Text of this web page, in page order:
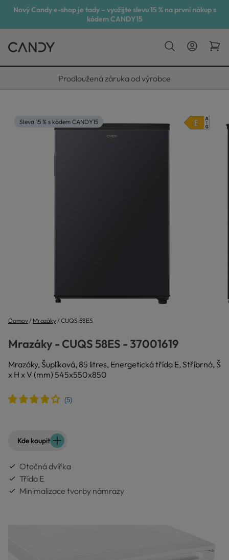
Nový Candy e-shop je tady – využijte slevu 15 % na první nákup s
kódem CANDY15
Vyneseme, zapojíme, odvezeme
Sleva 15 % s kódem CANDY15
Domov Mrazáky CUQS 58ES
Mrazáky - CUQS 58ES - 37001619
Mrazáky, Šuplíková, 85 litres, Energetická třída E, Stříbrná, Š
x H x V (mm) 545x550x850
Kde koupit
Otočná dvířka
Třída E
Minimalizace tvorby námrazy